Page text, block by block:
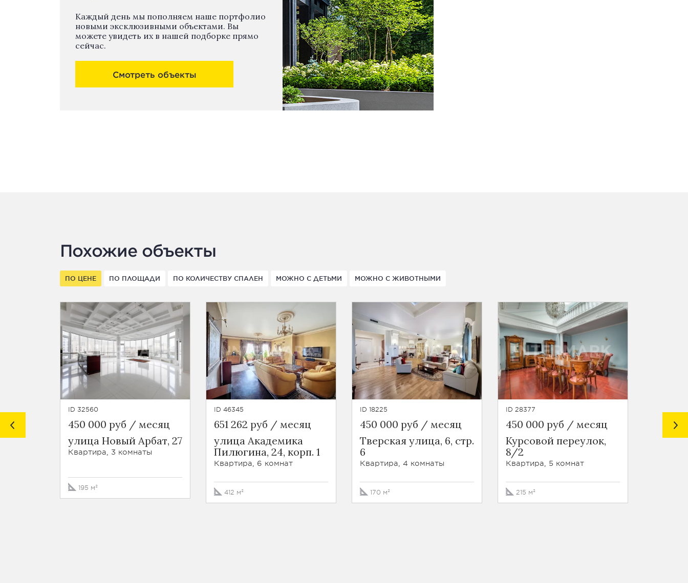
Каждый день мы пополняем наше портфолио
новыми эксклюзивными объектами. Вы
можете увидеть их в нашей подборке прямо
сейчас.
Смотреть объекты
Похожие объекты
ПО ЦЕНЕ ПО ПЛОЩАДИ ПО КОЛИЧЕСТВУ СПАЛЕН МОЖНО С ДЕТЬМИ МОЖНО С ЖИВОТНЫМИ
ID 32560
450 000 руб / месяц
улица Новый Арбат, 27
Квартира, 3 комнаты
195 м²
ID 46345
651 262 руб / месяц
улица Академика
Пилюгина, 24, корп. 1
Квартира, 6 комнат
412 м²
ID 18225
450 000 руб / месяц
Тверская улица, 6, стр.
6
Квартира, 4 комнаты
170 м²
ID 28377
450 000 руб / месяц
Курсовой переулок,
8/2
Квартира, 5 комнат
215 м²
650
ЖК